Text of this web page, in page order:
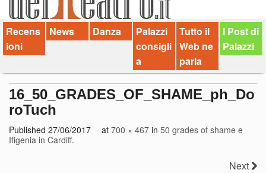
dT in English
Recens
ioni
News Danza
Palazzi
consigli
a
Tutto il
Web ne
parla
I Post di
Palazzi
16_50_GRADES_OF_SHAME_ph_Do
roTuch
Published 27/06/2017 at 700 × 467 in 50 grades of shame e
Ifigenia in Cardiff.
Next